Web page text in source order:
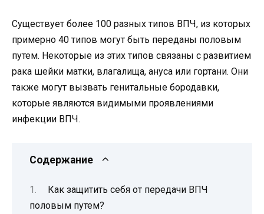
Существует более 100 разных типов ВПЧ, из которых
примерно 40 типов могут быть переданы половым
путем. Некоторые из этих типов связаны с развитием
рака шейки матки, влагалища, ануса или гортани. Они
также могут вызвать генитальные бородавки,
которые являются видимыми проявлениями
инфекции ВПЧ.
Содержание
Как защитить себя от передачи ВПЧ
половым путем?